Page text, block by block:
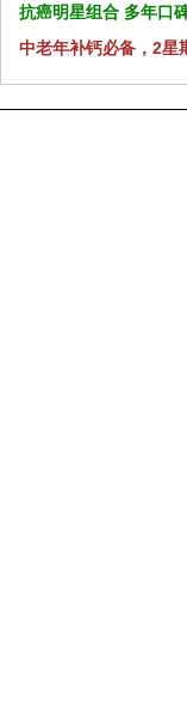
抗癌明星组合 多年口
中老年补钙必备，2星